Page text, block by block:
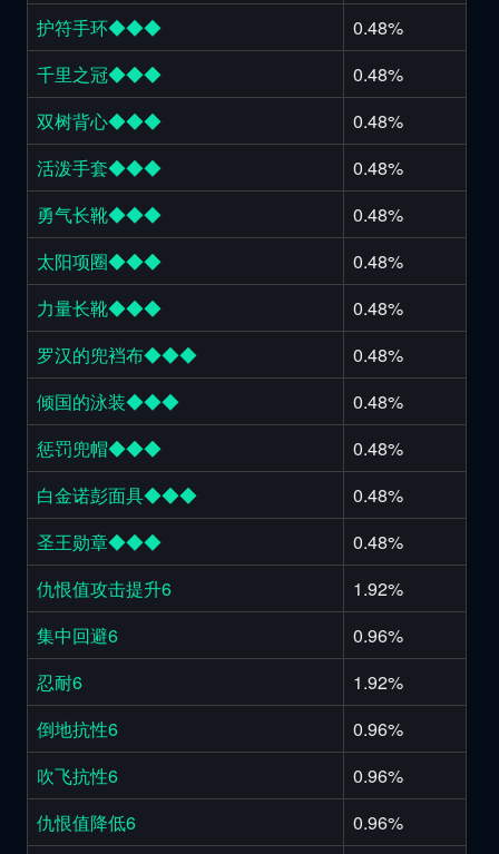
护符手环◆◆◆
0.48%
千里之冠◆◆◆
0.48%
双树背心◆◆◆
0.48%
活泼手套◆◆◆
0.48%
勇气长靴◆◆◆
0.48%
太阳项圈◆◆◆
0.48%
力量长靴◆◆◆
0.48%
罗汉的兜裆布◆◆◆
0.48%
倾国的泳装◆◆◆
0.48%
惩罚兜帽◆◆◆
0.48%
白金诺彭面具◆◆◆
0.48%
圣王勋章◆◆◆
0.48%
仇恨值攻击提升6
1.92%
集中回避6
0.96%
忍耐6
1.92%
倒地抗性6
0.96%
吹飞抗性6
0.96%
仇恨值降低6
0.96%